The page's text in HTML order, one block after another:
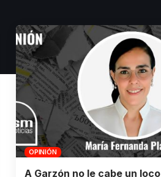
OPINIÓN
A Garzón no le cabe un loco